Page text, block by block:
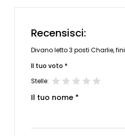
Recensisci:
Divano letto 3 posti Charlie,
Il tuo voto *
Stelle:
Il tuo nome *